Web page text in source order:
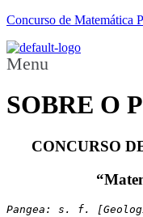
Concurso de Matemática
Menu
SOBRE O
CONCURSO
Pangea: s. f.